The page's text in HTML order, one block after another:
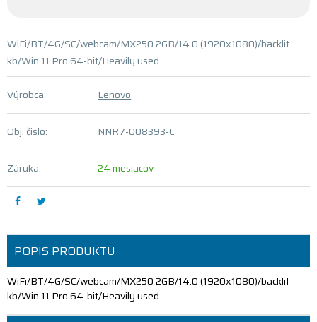
WiFi/BT/4G/SC/webcam/MX250 2GB/14.0 (1920x1080)/backlit
kb/Win 11 Pro 64-bit/Heavily used
Výrobca: Lenovo
Obj. čislo: NNR7-008393-C
Záruka: 24 mesiacov
POPIS PRODUKTU
WiFi/BT/4G/SC/webcam/MX250 2GB/14.0 (1920x1080)/backlit
kb/Win 11 Pro 64-bit/Heavily used